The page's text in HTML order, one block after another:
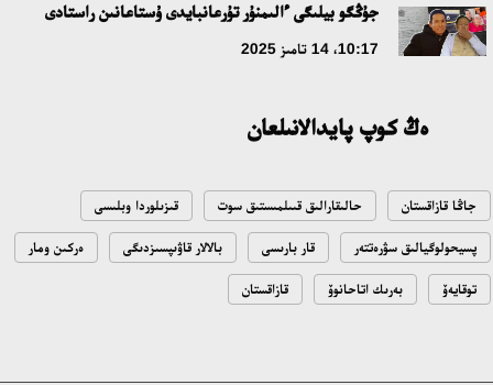
مەملەكەت باسشىسى كوبەيتۇز كولىنىڭ جاي-كۇيىنە نازار اۋداردى
التىن وردا تاريحىن وقىتۋدىڭ يننوۆاسيالىق تاسىلدەرى ەنگىزىلەدى
قازاقستان ۇقك: ۋاقىت سىن-قاتەرلەرى جانە ۇلتتىق مۇددەنى قورعاۋ
17:49، 13 شىلدە 2026
جۇڭگو بيلىگى ءالىمنۇر تۇرعانبايدى ۇستاعانىن راستادى
10:17، 14 تامىز 2025
ەڭ كوپ پايدالانىلعان
جاڭا قازاقستان حالىقارالىق قىىلمىستىق سوت قىزىلوردا وبلىسى
پسيحولوگيالىق سۋرەتتەر قار بارىسى بالالار قاۋىپسىزدىگى ەركىن ومار
توقايەۆ بەرىك اتاحانوۆ قازاقستان